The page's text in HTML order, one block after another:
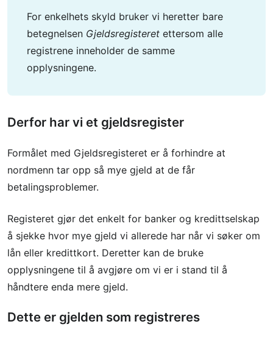
For enkelhets skyld bruker vi heretter bare
betegnelsen Gjeldsregisteret ettersom alle
registrene inneholder de samme
opplysningene.
Derfor har vi et gjeldsregister
Formålet med Gjeldsregisteret er å forhindre at
nordmenn tar opp så mye gjeld at de får
betalingsproblemer.
Registeret gjør det enkelt for banker og kredittselskap
å sjekke hvor mye gjeld vi allerede har når vi søker om
lån eller kredittkort. Deretter kan de bruke
opplysningene til å avgjøre om vi er i stand til å
håndtere enda mere gjeld.
Dette er gjelden som registreres